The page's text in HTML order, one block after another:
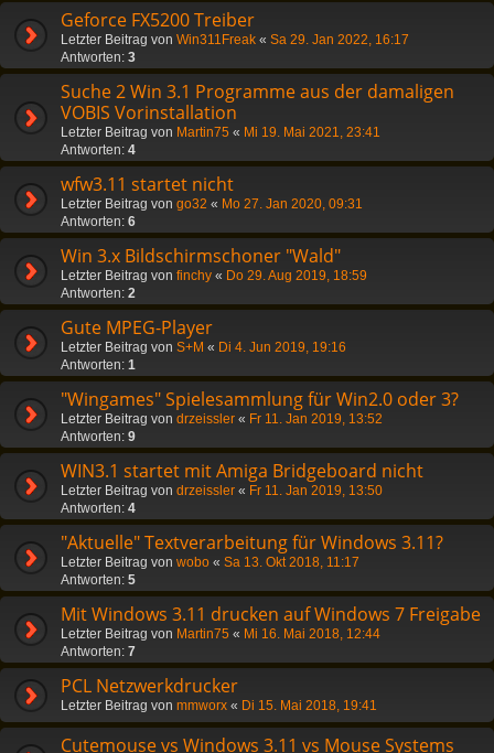
Geforce FX5200 Treiber
Letzter Beitrag von Win311Freak « Sa 29. Jan 2022, 16:17
Antworten: 3
Suche 2 Win 3.1 Programme aus der damaligen
VOBIS Vorinstallation
Letzter Beitrag von Martin75 « Mi 19. Mai 2021, 23:41
Antworten: 4
wfw3.11 startet nicht
Letzter Beitrag von go32 « Mo 27. Jan 2020, 09:31
Antworten: 6
Win 3.x Bildschirmschoner "Wald"
Letzter Beitrag von finchy « Do 29. Aug 2019, 18:59
Antworten: 2
Gute MPEG-Player
Letzter Beitrag von S+M « Di 4. Jun 2019, 19:16
Antworten: 1
"Wingames" Spielesammlung für Win2.0 oder 3?
Letzter Beitrag von drzeissler « Fr 11. Jan 2019, 13:52
Antworten: 9
WIN3.1 startet mit Amiga Bridgeboard nicht
Letzter Beitrag von drzeissler « Fr 11. Jan 2019, 13:50
Antworten: 4
"Aktuelle" Textverarbeitung für Windows 3.11?
Letzter Beitrag von wobo « Sa 13. Okt 2018, 11:17
Antworten: 5
Mit Windows 3.11 drucken auf Windows 7 Freigabe
Letzter Beitrag von Martin75 « Mi 16. Mai 2018, 12:44
Antworten: 7
PCL Netzwerkdrucker
Letzter Beitrag von mmworx « Di 15. Mai 2018, 19:41
Cutemouse vs Windows 3.11 vs Mouse Systems